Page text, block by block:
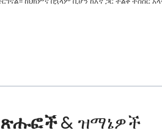
ጽሑፎች& ዝማኔዎች